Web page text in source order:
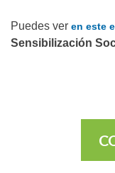
Puedes ver en este
Sensibilización